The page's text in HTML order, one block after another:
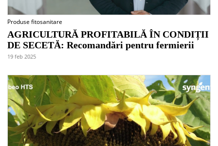
Produse fitosanitare
AGRICULTURĂ PROFITABILĂ ÎN CONDIȚII
DE SECETĂ: Recomandări pentru fermierii
19 feb 2025